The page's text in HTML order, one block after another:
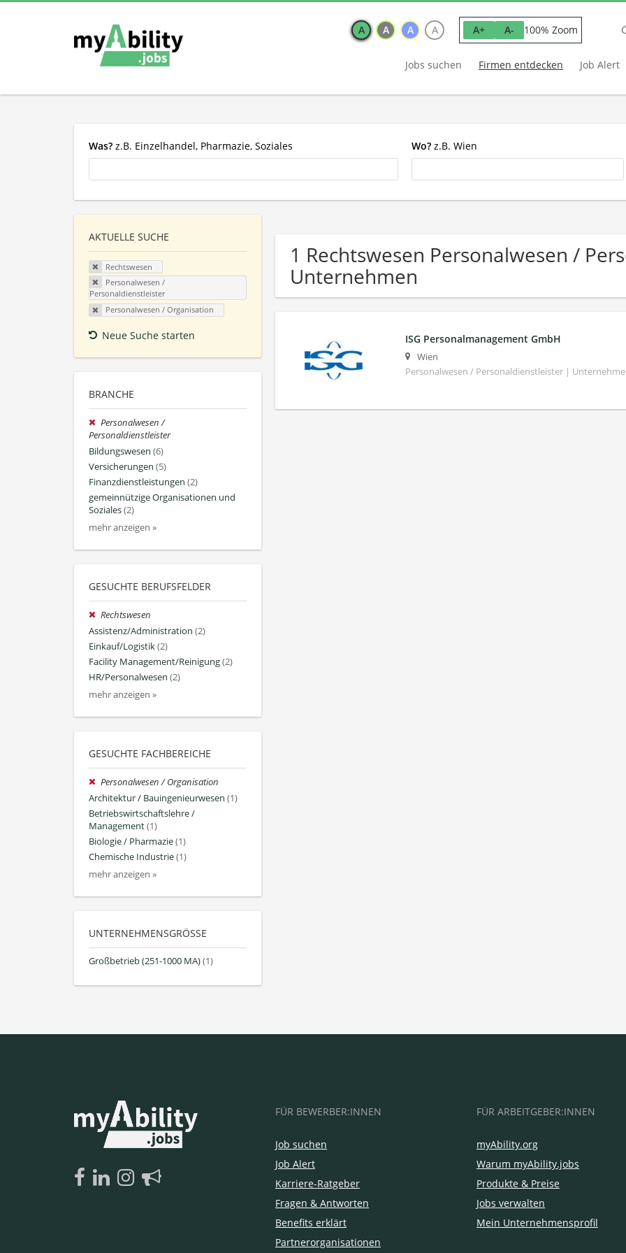
A A A A A+ A- 100% Zoom
Jobs suchen Firmen entdecken Job Alert
Was? z.B. Einzelhandel, Pharmazie, Soziales Wo? z.B. Wien
AKTUELLE SUCHE
Rechtswesen
Personalwesen /
Personaldienstleister
Personalwesen / Organisation
Neue Suche starten
BRANCHE
Personalwesen /
Personaldienstleister
Bildungswesen (6)
Versicherungen (5)
Finanzdienstleistungen (2)
gemeinnützige Organisationen und
Soziales(2)
mehr anzeigen »
GESUCHTE BERUFSFELDER
Rechtswesen
Assistenz/Administration (2)
Einkauf/Logistik(2)
Facility Management/Reinigung(2)
HR/Personalwesen (2)
mehr anzeigen »
GESUCHTE FACHBEREICHE
Personalwesen / Organisation
Architektur / Bauingenieurwesen (1)
Betriebswirtschaftslehre /
Management(1)
Biologie / Pharmazie(1)
Chemische Industrie(1)
mehr anzeigen »
UNTERNEHMENSGRÖSSE
Großbetrieb (251-1000 MA)(1)
1 Rechtswesen Personalwesen /
Unternehmen
ISG Personalmanagement GmbH
Wien
Personalwesen / Personaldienstleister |
FÜR BEWERBER:INNEN
Job suchen
Job Alert
Karriere-Ratgeber
Fragen & Antworten
Benefits erklärt
Partnerorganisationen
FÜR ARBEITGEBER:INNEN
myAbility.org
Warum myAbility.jobs
Produkte & Preise
Jobs verwalten
Mein Unternehmensprofil